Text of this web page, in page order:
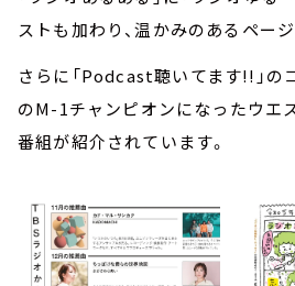
ストも加わり、温かみのあるページ
さらに「Podcast聴いてます!!」の
のM-1チャンピオンになったウエ
番組が紹介されています。